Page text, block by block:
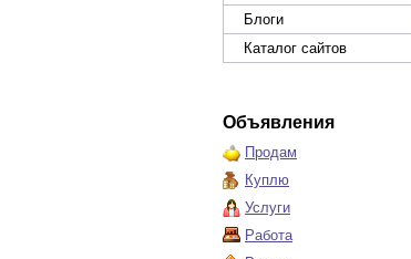
Блоги
Каталог сайтов
Объявления
Продам
Куплю
Услуги
Работа